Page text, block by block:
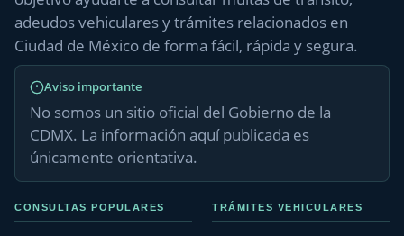
adeudos vehiculares y trámites relacionados en
Ciudad de México de forma fácil, rápida y segura.
Aviso importante
No somos un sitio oficial del Gobierno de la
CDMX. La información aquí publicada es
únicamente orientativa.
CONSULTAS POPULARES TRÁMITES VEHICULARES